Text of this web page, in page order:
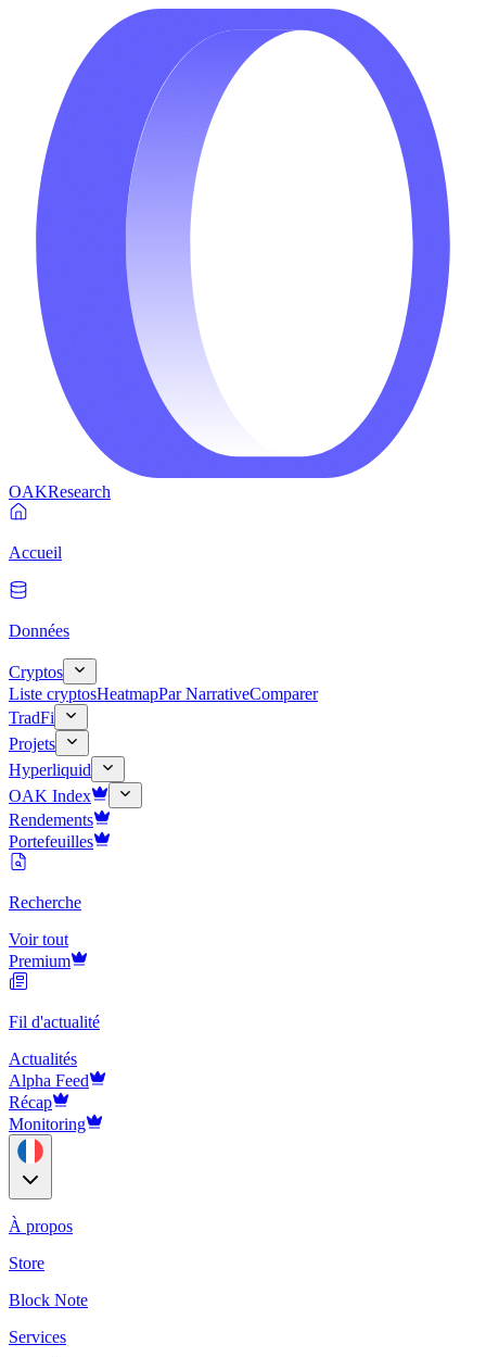
OAKResearch
Accueil
Données
Cryptos
Liste cryptosHeatmapPar NarrativeComparer
TradFi
Projets
Hyperliquid
OAK Index
Rendements
Portefeuilles
Recherche
Voir tout
Premium
Fil d'actualité
Actualités
Alpha Feed
Récap
Monitoring
À propos
Store
Block Note
Services